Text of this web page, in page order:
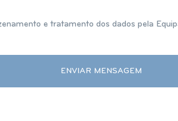
e tratamento dos dados pela